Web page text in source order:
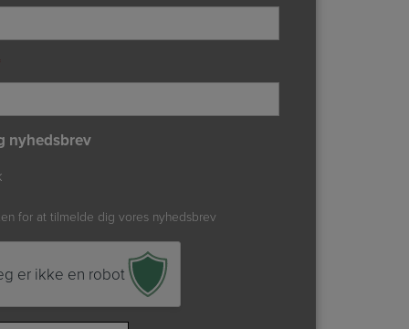
nyhedsbrev
for at tilmelde dig vores nyhedsbrev
er ikke en robot